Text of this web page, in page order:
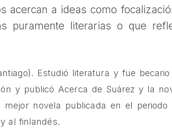
acercan a ideas como
puramente literarias o que
Estudió literatura y fue
y publicó Acerca de Suárez y la
mejor novela publicada en el
al finlandés.